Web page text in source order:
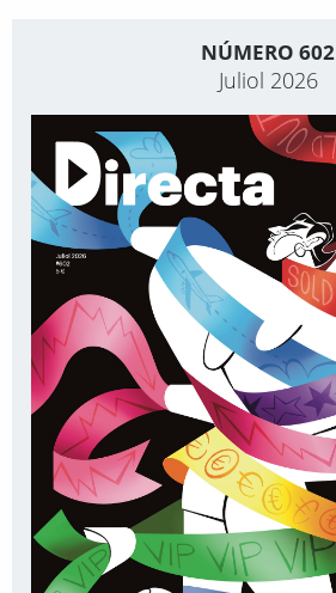
NÚMERO 602
Juliol 2026